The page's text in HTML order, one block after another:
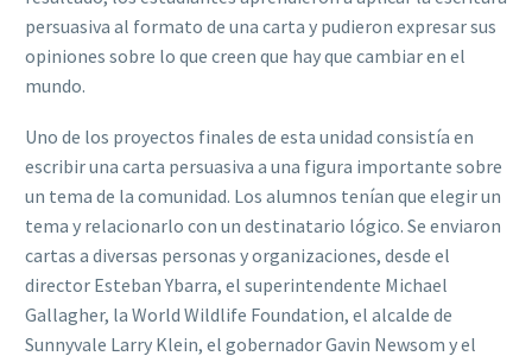
persuasiva al formato de una carta y pudieron expresar sus
opiniones sobre lo que creen que hay que cambiar en el
mundo.
Uno de los proyectos finales de esta unidad consistía en
escribir una carta persuasiva a una figura importante sobre
un tema de la comunidad. Los alumnos tenían que elegir un
tema y relacionarlo con un destinatario lógico. Se enviaron
cartas a diversas personas y organizaciones, desde el
director Esteban Ybarra, el superintendente Michael
Gallagher, la World Wildlife Foundation, el alcalde de
Sunnyvale Larry Klein, el gobernador Gavin Newsom y el